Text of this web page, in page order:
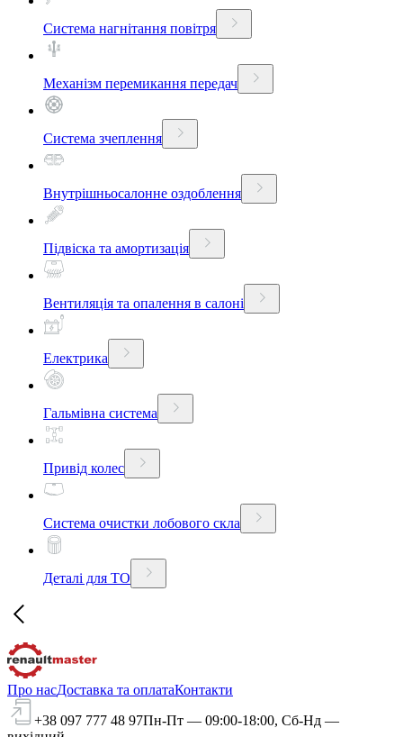
Система нагнітання повітря
Механізм перемикання передач
Система зчеплення
Внутрішньосалонне оздоблення
Підвіска та амортизація
Вентиляція та опалення в салоні
Електрика
Гальмівна система
Привід колес
Система очистки лобового скла
Деталі для ТО
Про насДоставка та оплатаКонтакти
+38 097 777 48 97Пн-Пт — 09:00-18:00, Сб-Нд —